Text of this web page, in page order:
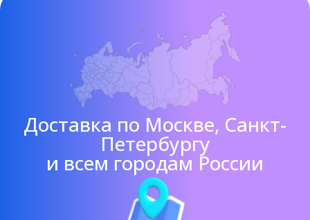
Доставка по Москве, Санкт-
Петербургу
и всем городам России